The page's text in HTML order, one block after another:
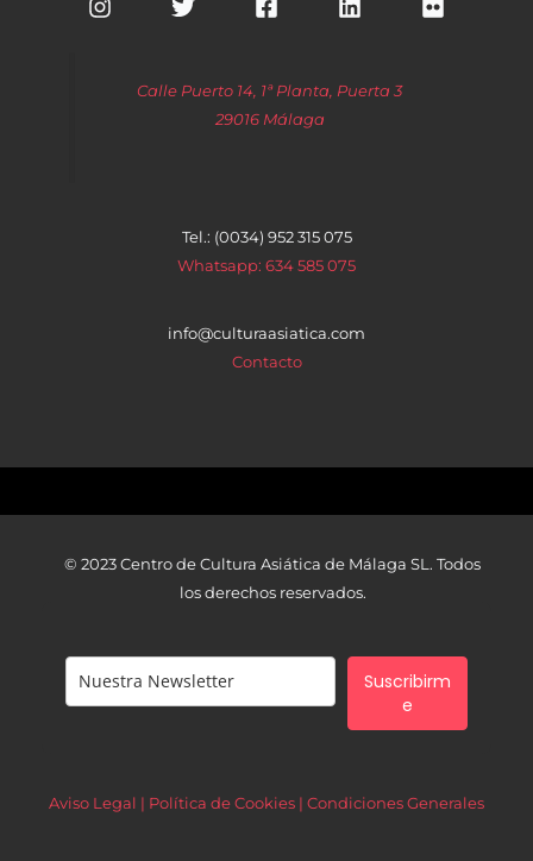
Calle Puerto 14, 1ª Planta, Puerta 3
29016 Málaga
Tel.: (0034) 952 315 075
Whatsapp: 634 585 075
info@culturaasiatica.com
Contacto
© 2023 Centro de Cultura Asiática de Málaga SL. Todos
los derechos reservados.
Suscribirm
e
Aviso Legal | Política de Cookies | Condiciones Generales